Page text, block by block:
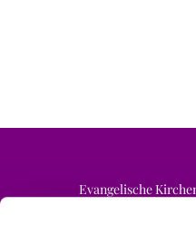
Evangelische